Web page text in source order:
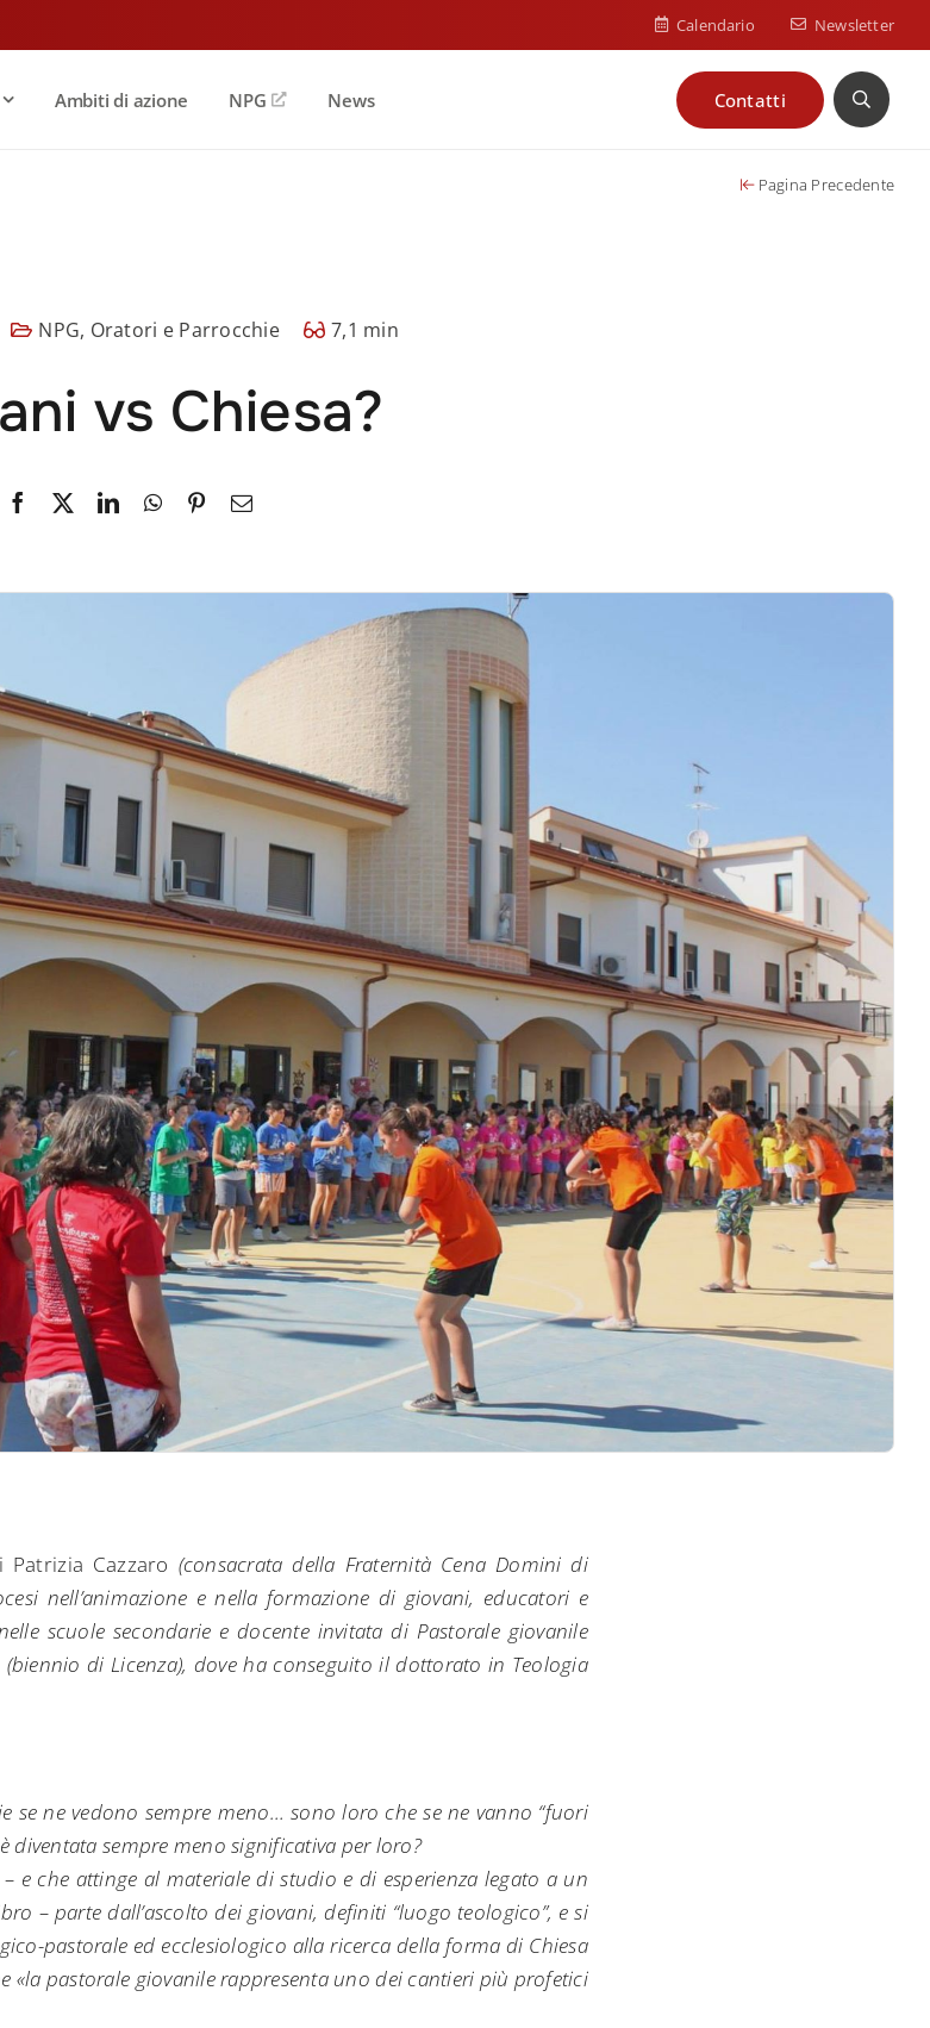
Calendario Newsletter
Ambiti di azione NPG News Contatti Cerca
Pagina Precedente
NPG, Oratori e Parrocchie 7,1 min
vs Chiesa?
Cazzaro (consacrata della Fraternità Cena Domini di
nell’animazione e nella formazione di giovani, educatori e
scuole secondarie e docente invitata di Pastorale giovanile
di Licenza), dove ha conseguito il dottorato in Teologia
se ne vedono sempre meno… sono loro che se ne vanno “fuori
diventata sempre meno significativa per loro?
e che attinge al materiale di studio e di esperienza legato a un
– parte dall’ascolto dei giovani, definiti “luogo teologico”, e si
pastorale ed ecclesiologico alla ricerca della forma di Chiesa
«la pastorale giovanile rappresenta uno dei cantieri più profetici